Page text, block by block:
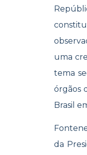
uma
tema
órgãos
Brasil
da